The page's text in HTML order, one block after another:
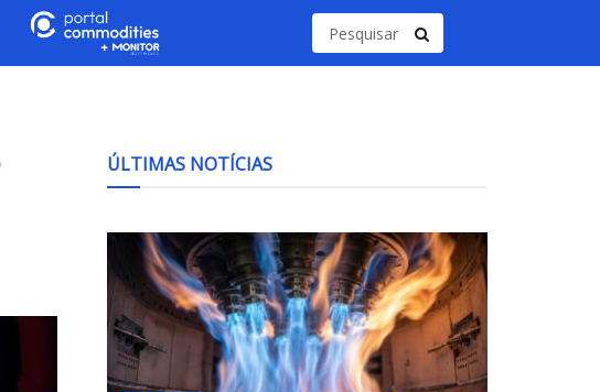
ÚLTIMAS NOTÍCIAS